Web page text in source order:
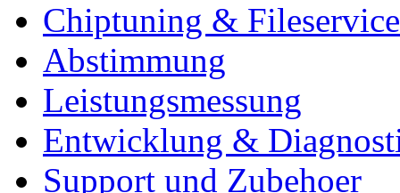
Chiptuning & Fileservice
Abstimmung
Leistungsmessung
Entwicklung &
Support und Zubehoer